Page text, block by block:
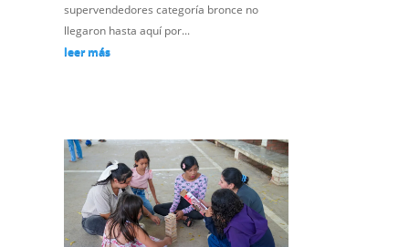
supervendedores categoría bronce no
llegaron hasta aquí por...
leer más